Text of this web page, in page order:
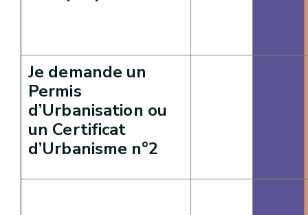
Je demande un
Permis
d’Urbanisation ou
un Certificat
d’Urbanisme n°2